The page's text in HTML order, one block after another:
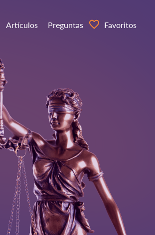
Artículos Preguntas Favoritos